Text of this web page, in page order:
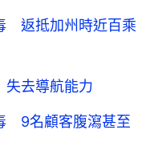
返抵加州時近百乘
去導航能力
9名顧客腹瀉甚至